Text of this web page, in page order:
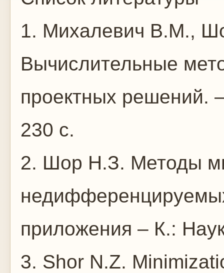
1. Михалевич В.М.,
Вычислительные
проектных решений.
230 с.
2. Шор Н.З. Методы
приложения – К.:
3. Shor N.Z.